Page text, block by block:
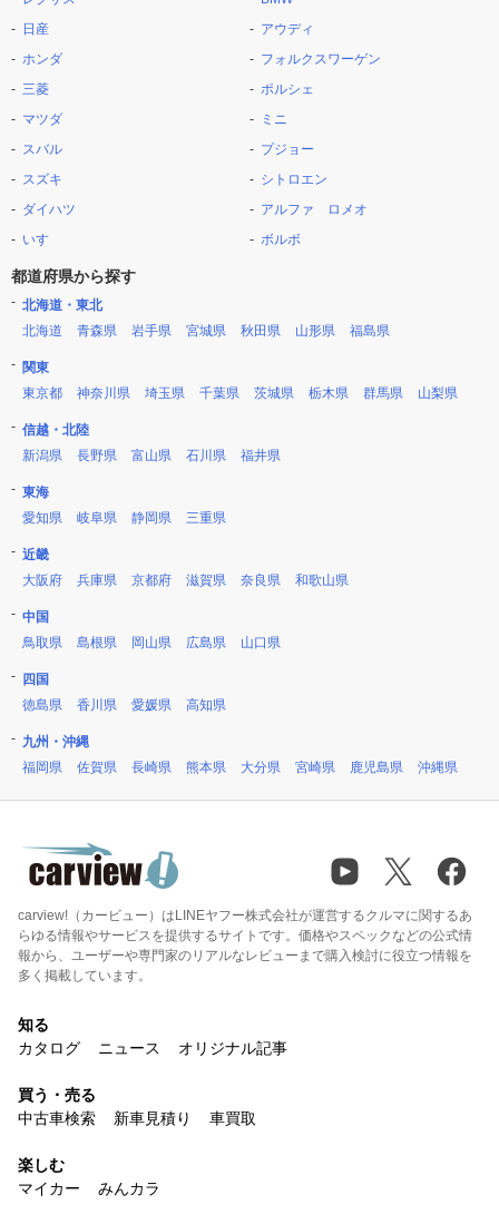
日産
ホンダ
三菱
マツダ
スバル
スズキ
ダイハツ
いすゞ
アウディ
フォルクスワーゲン
ポルシェ
ミニ
プジョー
シトロエン
アルファ ロメオ
ボルボ
都道府県から探す
北海道・東北
北海道
青森県 岩手県 宮城県 秋田県 山形県 福島県
関東
東京都
神奈川県 埼玉県 千葉県 茨城県 栃木県 群馬県 山梨県
信越・北陸
新潟県
長野県 富山県 石川県 福井県
東海
愛知県
岐阜県 静岡県 三重県
近畿
大阪府
兵庫県 京都府 滋賀県 奈良県 和歌山県
中国
鳥取県
島根県 岡山県 広島県 山口県
四国
徳島県
香川県 愛媛県 高知県
九州・沖縄
福岡県
佐賀県 長崎県 熊本県 大分県 宮崎県 鹿児島県 沖縄県
carview!（カービュー）はLINEヤフー株式会社が運営するクルマに関するあ
らゆる情報やサービスを提供するサイトです。価格やスペックなどの公式情
報から、ユーザーや専門家のリアルなレビューまで購入検討に役立つ情報を
多く掲載しています。
知る
カタログ
ニュース オリジナル記事
買う・売る
中古車検索
新車見積り 車買取
楽しむ
マイカー
みんカラ